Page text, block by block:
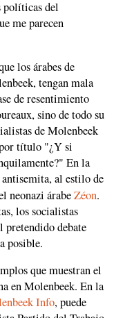
políticas del
me parecen
los árabes de
tengan mala
de resentimiento
sino de todo su
de Molenbeek
título "¿Y si
En la
al estilo de
neonazi árabeZéon.
los socialistas
pretendido debate
posible.
que muestran el
en Molenbeek. En la
Info, puede